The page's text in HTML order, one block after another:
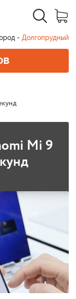
- Долгопрудный
Mi 9